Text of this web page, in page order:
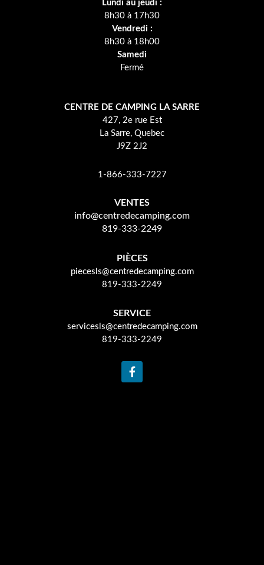
Lundi au jeudi :
8h30 à 17h30
Vendredi :
8h30 à 18h00
Samedi
Fermé
CENTRE DE CAMPING LA SARRE
427, 2e rue Est
La Sarre, Quebec
J9Z 2J2
1-866-333-7227
VENTES
info@centredecamping.com
819-333-2249
PIÈCES
piecesls@centredecamping.com
819-333-2249
SERVICE
servicesls@centredecamping.com
819-333-2249
F